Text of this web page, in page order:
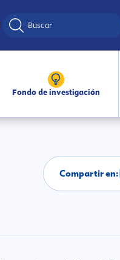
Fondo de investigación
Compartir en: